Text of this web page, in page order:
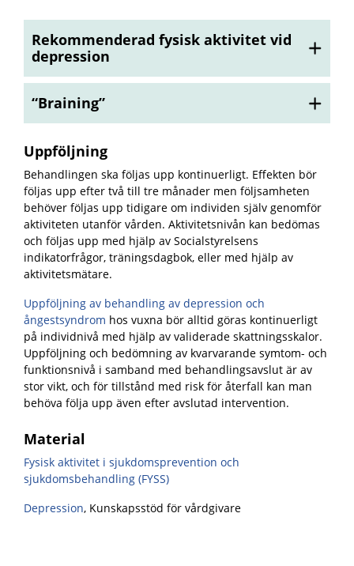
Rekommenderad fysisk aktivitet vid
depression
“Braining”
Uppföljning
Behandlingen ska följas upp kontinuerligt. Effekten bör
följas upp efter två till tre månader men följsamheten
behöver följas upp tidigare om individen själv genomför
aktiviteten utanför vården. Aktivitetsnivån kan bedömas
och följas upp med hjälp av Socialstyrelsens
indikatorfrågor, träningsdagbok, eller med hjälp av
aktivitetsmätare.
Uppföljning av behandling av depression och
ångestsyndrom hos vuxna bör alltid göras kontinuerligt
på individnivå med hjälp av validerade skattningsskalor.
Uppföljning och bedömning av kvarvarande symtom- och
funktionsnivå i samband med behandlingsavslut är av
stor vikt, och för tillstånd med risk för återfall kan man
behöva följa upp även efter avslutad intervention.
Material
Fysisk aktivitet i sjukdomsprevention och
sjukdomsbehandling (FYSS)
Depression, Kunskapsstöd för vårdgivare